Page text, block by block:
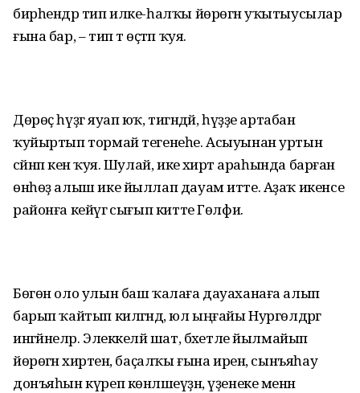
бирһендәр тип илке-һалҡы йөрөгән уҡытыусылар
ғына бар, – тип тә өҫтәп ҡуя.
Дөрөҫ һүҙгә яуап юҡ, тигәндәй, һүҙҙе артабан
ҡуйыртып тормай тегенеһе. Асыуынан уртын
сәйнәп кенә ҡуя. Шулай, ике әхирәт араһында барған
өнһөҙ алыш ике йыллап дауам итте. Аҙаҡ икенсе
районға кейәүгә сығып китте Гөлфиә.
Бөгөн оло улын баш ҡалаға дауаханаға алып
барып ҡайтып килгәндә, юл ыңғайы Нургөлдәргә
ингәйнеләр. Элеккеләй шат, бәхетле йылмайып
йөрөгән әхирәтен, баҫалҡы ғына ирен, сынъяһау
донъяһын күреп көнләшеүҙән, үҙенеке менән